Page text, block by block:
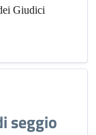
Giudici
seggio